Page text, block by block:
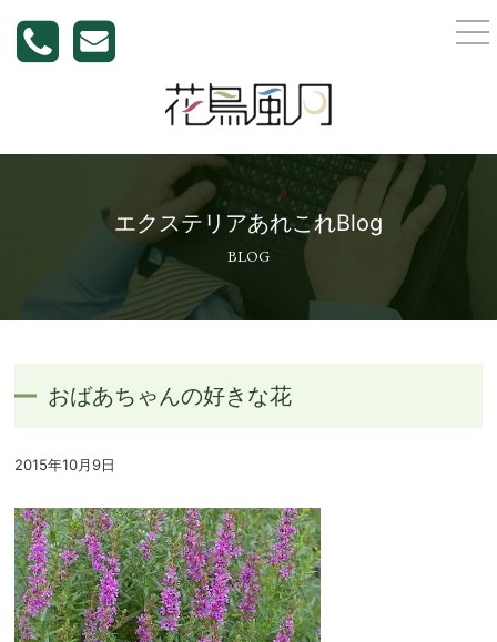
エクステリアあれこれBlog
BLOG
おばあちゃんの好きな花
2015年10月9日